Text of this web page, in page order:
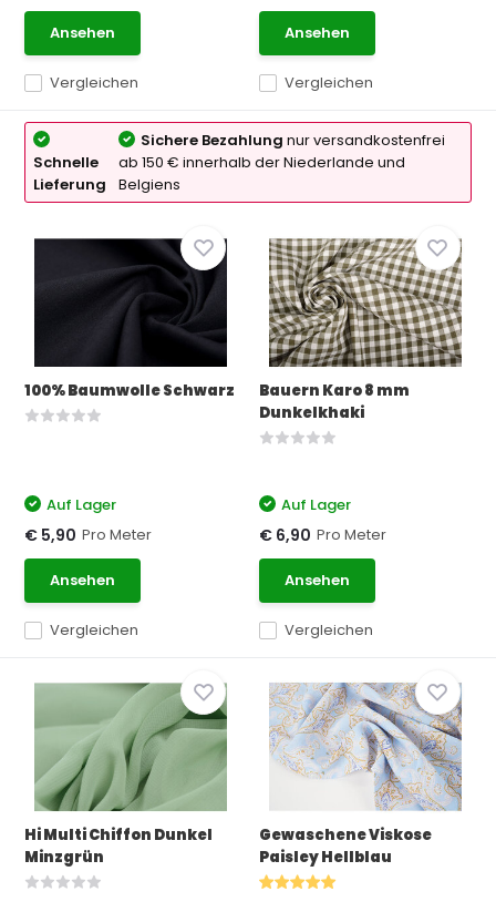
Vergleichen
Ansehen
Vergleichen
Ansehen
Schnelle
Lieferung
Sichere Bezahlung nur versandkostenfrei
ab 150 € innerhalb der Niederlande und
Belgiens
100% Baumwolle Schwarz
Vergleichen
Auf Lager
€ 5,90 Pro Meter
Ansehen
Bauern Karo 8 mm
Dunkelkhaki
Vergleichen
Auf Lager
€ 6,90 Pro Meter
Ansehen
Hi Multi Chiffon Dunkel
Minzgrün
Gewaschene Viskose
Paisley Hellblau